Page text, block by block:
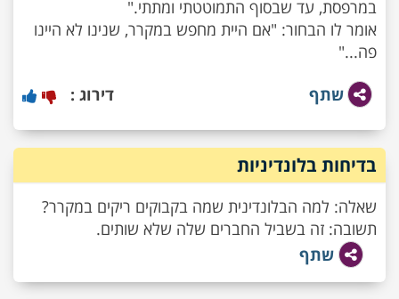
אומר לו הבחור: "אם היית מחפש במקרר, שנינו לא היינו
פה..."
שתף
דירוג :
בדיחות בלונדיניות
שאלה: למה הבלונדינית שמה בקבוקים ריקים במקרר?
תשובה: זה בשביל החברים שלה שלא שותים.
שתף